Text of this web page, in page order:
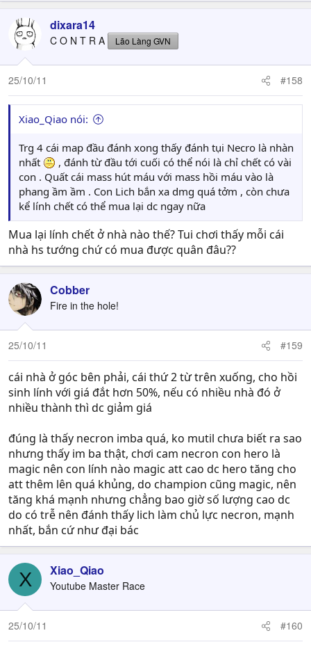
dixara14
C O N T R A Lão Làng GVN
25/10/11 #158
Xiao_Qiao nói:
Trg 4 cái map đầu đánh xong thấy đánh tụi Necro là nhàn
nhất
, đánh từ đầu tới cuối có thể nói là chỉ chết có vài
con . Quất cái mass hút máu với mass hồi máu vào là
phang ầm ầm . Con Lich bắn xa dmg quá tởm , còn chưa
kể lính chết có thể mua lại dc ngay nữa
Mua lại lính chết ở nhà nào thế? Tui chơi thấy mỗi cái
nhà hs tướng chứ có mua được quân đâu??
Cobber
Fire in the hole!
25/10/11 #159
cái nhà ở góc bên phải, cái thứ 2 từ trên xuống, cho hồi
sinh lính với giá đắt hơn 50%, nếu có nhiều nhà đó ở
nhiều thành thì dc giảm giá
đúng là thấy necron imba quá, ko mutil chưa biết ra sao
nhưng thấy im ba thật, chơi cam necron con hero là
magic nên con lính nào magic att cao dc hero tăng cho
att thêm lên quá khủng, do champion cũng magic, nên
tăng khá mạnh nhưng chẳng bao giờ số lượng cao dc
do có trễ nên đánh thấy lich làm chủ lực necron, mạnh
nhất, bắn cứ như đại bác
X Xiao_Qiao
Youtube Master Race
25/10/11 #160